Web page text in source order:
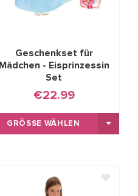
Geschenkset für
Mädchen - Eisprinzessin
Set
€22.99
GRÖSSE WÄHLEN